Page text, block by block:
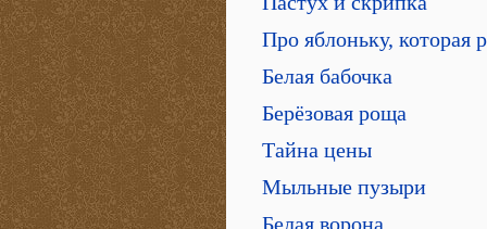
Про яблоньку, которая
Белая бабочка
Берёзовая роща
Тайна цены
Мыльные пузыри
Белая ворона